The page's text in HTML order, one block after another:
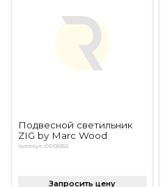
Подвесной светильник
ZIG by Marc Wood
Артикул: OPD5352
Запросить цену